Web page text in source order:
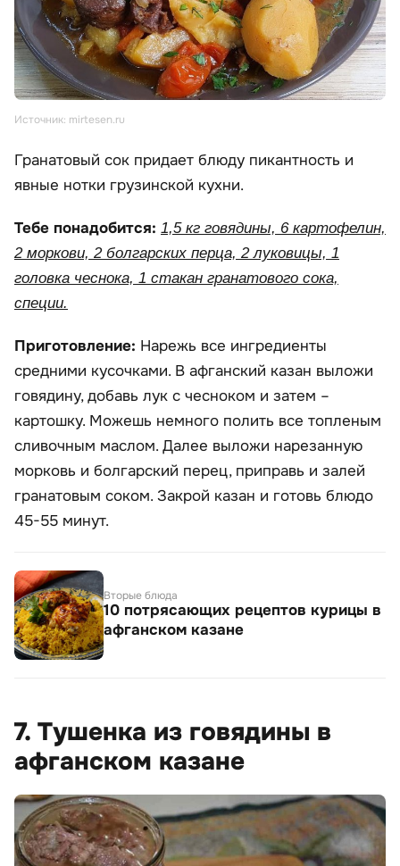
Источник: mirtesen.ru
Гранатовый сок придает блюду пикантность и
явные нотки грузинской кухни.
Тебе понадобится: 1,5 кг говядины, 6 картофелин,
2 моркови, 2 болгарских перца, 2 луковицы, 1
головка чеснока, 1 стакан гранатового сока,
специи.
Приготовление: Нарежь все ингредиенты
средними кусочками. В афганский казан выложи
говядину, добавь лук с чесноком и затем –
картошку. Можешь немного полить все топленым
сливочным маслом. Далее выложи нарезанную
морковь и болгарский перец, приправь и залей
гранатовым соком. Закрой казан и готовь блюдо
45-55 минут.
Вторые блюда
10 потрясающих рецептов курицы в
афганском казане
7. Тушенка из говядины в
афганском казане